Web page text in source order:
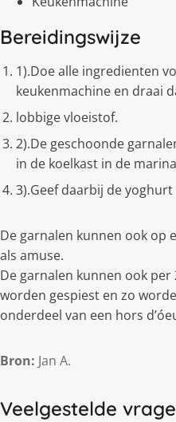
Bereidingswijze
1).Doe alle ingredienten
keukenmachine en draai
lobbige vloeistof.
2).De geschoonde
in de koelkast in de
3).Geef daarbij de yoghurt
De garnalen kunnen ook op
als amuse.
De garnalen kunnen ook
worden gespiest en zo
onderdeel van een hors
Bron: Jan A.
Veelgestelde